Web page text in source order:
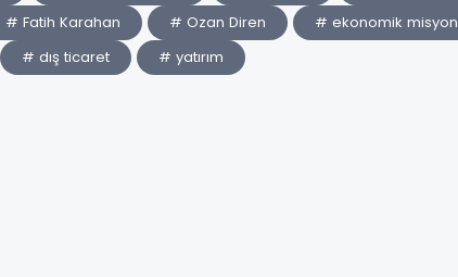
# Fatih Karahan # Ozan Diren
# ekonomik misyon
# dış ticaret # yatırım